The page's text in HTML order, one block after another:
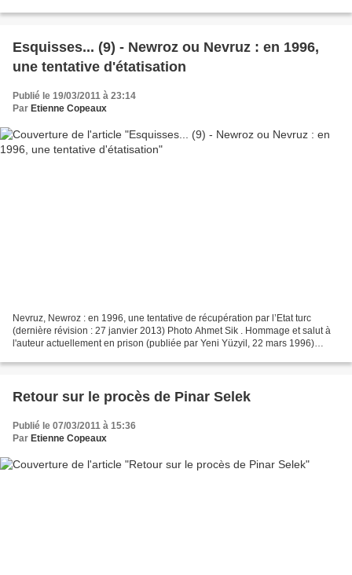
Esquisses... (9) - Newroz ou Nevruz : en 1996,
une tentative d'étatisation
Publié le 19/03/2011 à 23:14
Par Etienne Copeaux
Nevruz, Newroz : en 1996, une tentative de récupération par l’Etat turc
(dernière révision : 27 janvier 2013) Photo Ahmet Sik . Hommage et salut à
l'auteur actuellement en prison (publiée par Yeni Yüzyil, 22 mars 1996)
Retour sur le procès de Pinar Selek
Publié le 07/03/2011 à 15:36
Par Etienne Copeaux